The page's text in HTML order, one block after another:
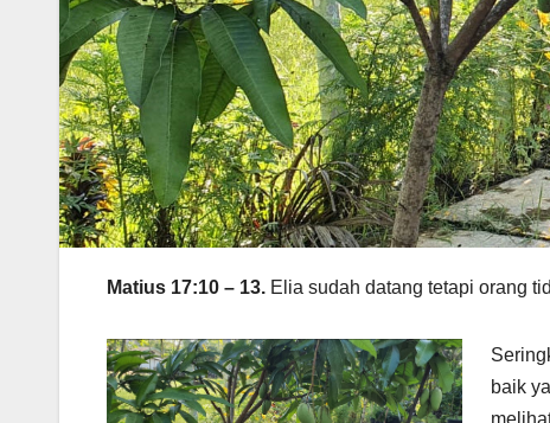
Matius 17:10 – 13. Elia sudah datang tetapi orang
baik